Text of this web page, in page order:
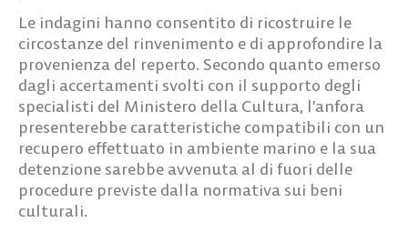
Le indagini hanno consentito di ricostruire le
circostanze del rinvenimento e di approfondire la
provenienza del reperto. Secondo quanto emerso
dagli accertamenti svolti con il supporto degli
specialisti del Ministero della Cultura, l’anfora
presenterebbe caratteristiche compatibili con un
recupero effettuato in ambiente marino e la sua
detenzione sarebbe avvenuta al di fuori delle
procedure previste dalla normativa sui beni
culturali.